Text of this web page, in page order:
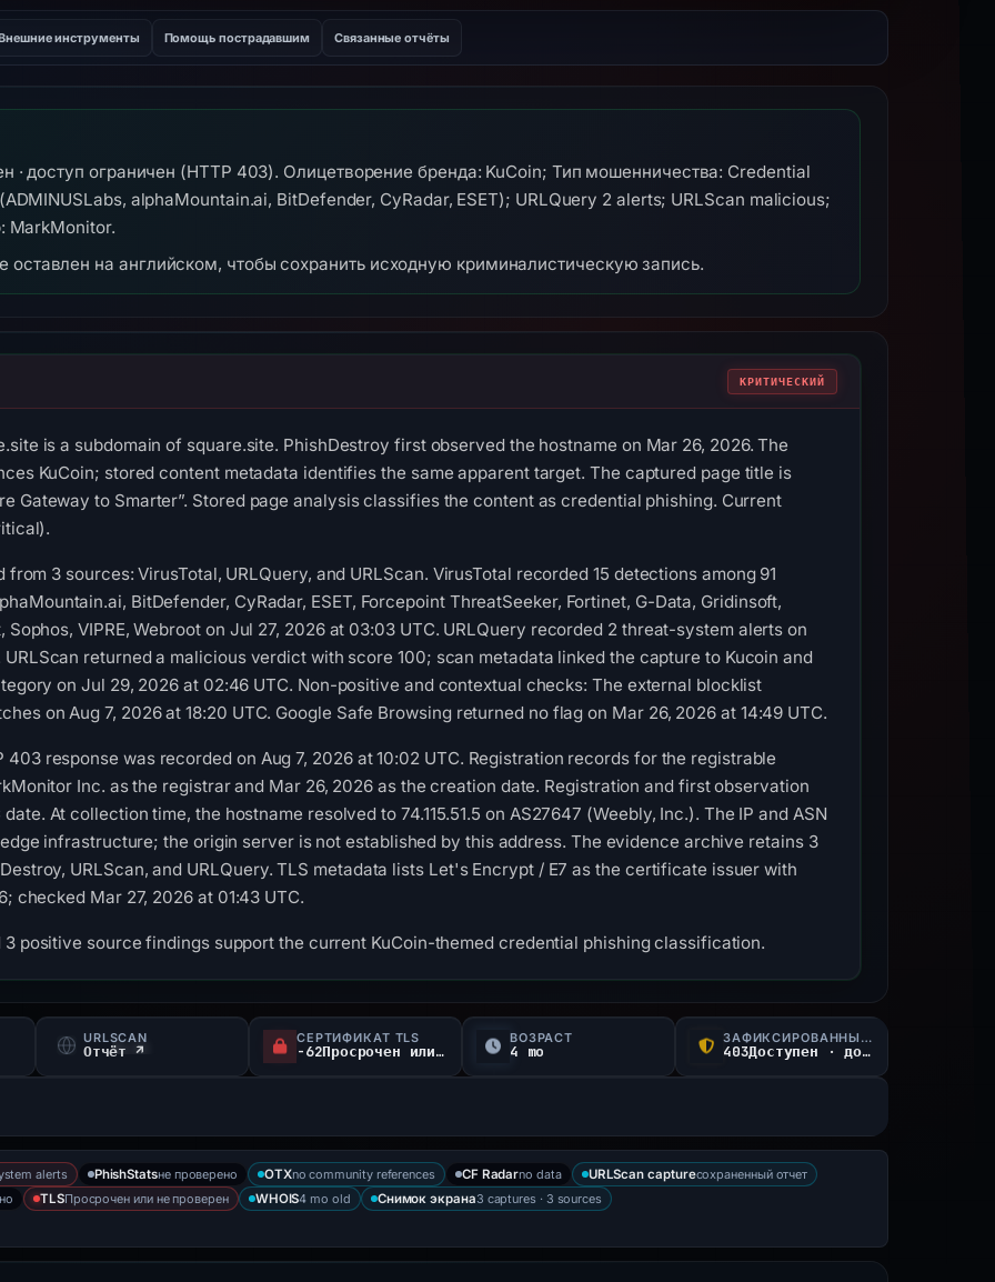
инструменты Помощь пострадавшим Связанные отчёты
доступ ограничен (HTTP 403). Олицетворение бренда: KuCoin; Тип мошенничества: Credential
alphaMountain.ai, BitDefender, CyRadar, ESET); URLQuery 2 alerts; URLScan malicious;
MarkMonitor.
на английском, чтобы сохранить исходную криминалистическую запись.
КРИТИЧЕСКИЙ
is a subdomain of square.site. PhishDestroy first observed the hostname on Mar 26, 2026. The
KuCoin; stored content metadata identifies the same apparent target. The captured page title is
Gateway to Smarter”. Stored page analysis classifies the content as credential phishing. Current
3 sources: VirusTotal, URLQuery, and URLScan. VirusTotal recorded 15 detections among 91
BitDefender, CyRadar, ESET, Forcepoint ThreatSeeker, Fortinet, G-Data, Gridinsoft,
VIPRE, Webroot on Jul 27, 2026 at 03:03 UTC. URLQuery recorded 2 threat-system alerts on
URLScan returned a malicious verdict with score 100; scan metadata linked the capture to Kucoin and
on Jul 29, 2026 at 02:46 UTC. Non-positive and contextual checks: The external blocklist
on Aug 7, 2026 at 18:20 UTC. Google Safe Browsing returned no flag on Mar 26, 2026 at 14:49 UTC.
response was recorded on Aug 7, 2026 at 10:02 UTC. Registration records for the registrable
Inc. as the registrar and Mar 26, 2026 as the creation date. Registration and first observation
At collection time, the hostname resolved to 74.115.51.5 on AS27647 (Weebly, Inc.). The IP and ASN
infrastructure; the origin server is not established by this address. The evidence archive retains 3
URLScan, and URLQuery. TLS metadata lists Let's Encrypt / E7 as the certificate issuer with
checked Mar 27, 2026 at 01:43 UTC.
positive source findings support the current KuCoin-themed credential phishing classification.
URLSCAN
Отчёт ↗
СЕРТИФИКАТ TLS
-62Просрочен или не проверен d
ВОЗРАСТ
4 mo
ЗАФИКСИРОВАННЫЙ СТАТУС
403Доступен · доступ ограничен
alerts PhishStatsне проверено OTXno community references CF Radarno data URLScan captureсохраненный отчет
TLSПросрочен или не проверен WHOIS4 mo old Снимок экрана3 captures · 3 sources